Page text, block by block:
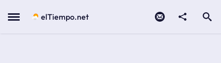
Menu elTiempo.net